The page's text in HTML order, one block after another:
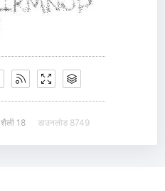
शैली 18 डाउनलोड 8749